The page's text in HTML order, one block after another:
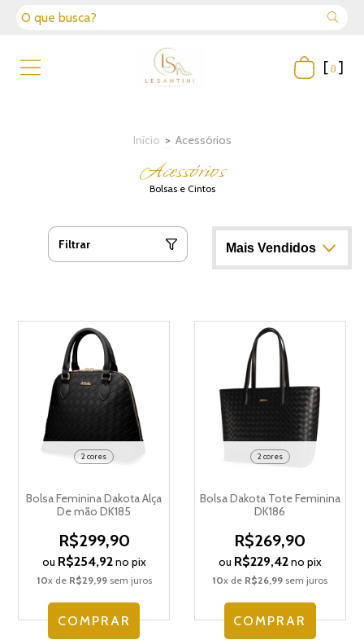
[ 0 ]
Início > Acessórios
Acessórios
Bolsas e Cintos
Filtrar
2 cores
Bolsa Feminina Dakota Alça
De mão DK185
R$299,90
ou R$254,92no pix
10x de R$29,99sem juros
COMPRAR
2 cores
Bolsa Dakota Tote Feminina
DK186
R$269,90
ou R$229,42no pix
10x de R$26,99 sem juros
COMPRAR